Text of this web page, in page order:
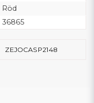
Röd
36865
ZEJOCASP2148